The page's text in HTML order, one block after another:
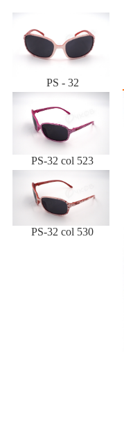
PS - 32
PS-32 col 523
PS-32 col 530